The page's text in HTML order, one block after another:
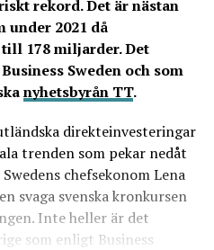
rekord. Det är nästan
under 2021 då
178 miljarder. Det
Sweden och som
nyhetsbyrån TT.
direkteinvesteringar
trenden som pekar nedåt
chefsekonom Lena
svaga svenska kronkursen
Inte heller är det
som enligt Business